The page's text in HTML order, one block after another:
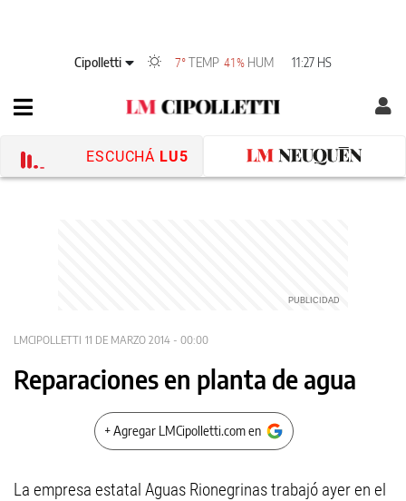
Cipolletti 7°TEMP 41% HUM 11:27 HS
ESCUCHÁ LU5
LMCIPOLLETTI 11 DE MARZO 2014 - 00:00
Reparaciones en planta de agua
+ Agregar LMCipolletti.com en
La empresa estatal Aguas Rionegrinas trabajó ayer en el